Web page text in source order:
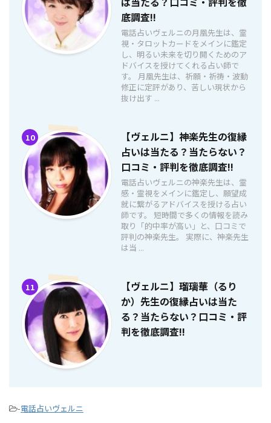
底調査!!
電話占いヴェルニの月凰先生は、霊
視・タロットカードをメインに鑑定
し、明るい未来を切り開くためのア
ドバイスを授けてくれる占い師で
す。 月凰先生は、祈願・祈祷・波動
修正に定評があり、苦しい現状から
抜け出す ...
10
【ヴェルニ】神楽先生の復縁
占いは当たる？当たらない？
口コミ・評判を徹底調査!!
電話占いヴェルニの神楽先生は、霊
感・霊視をメインに鑑定し、願望成
就に繋がるアドバイスを授ける占い
師です。 短時間で多くの情報を読み
取り「的中率が高い」と、口コミで
評判の神楽先生。 実際に、神楽先生
は当 ...
11
【ヴェルニ】瑠璃華（るり
か）先生の復縁占いは当た
る？当たらない？口コミ・評
判を徹底調査!!
-電話占いヴェルニ